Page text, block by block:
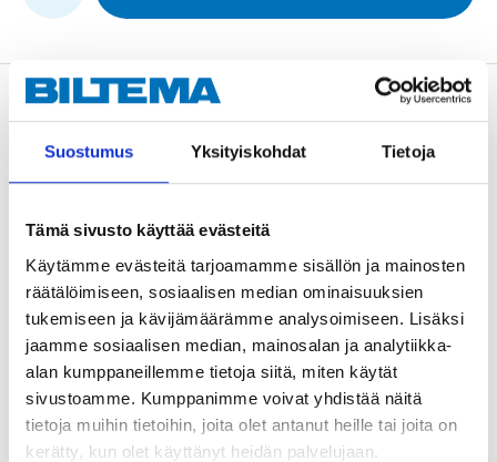
Suostumus Yksityiskohdat Tietoja
Tämä sivusto käyttää evästeitä
Käytämme evästeitä tarjoamamme sisällön ja mainosten
räätälöimiseen, sosiaalisen median ominaisuuksien
tukemiseen ja kävijämäärämme analysoimiseen. Lisäksi
jaamme sosiaalisen median, mainosalan ja analytiikka-
alan kumppaneillemme tietoja siitä, miten käytät
sivustoamme. Kumppanimme voivat yhdistää näitä
tietoja muihin tietoihin, joita olet antanut heille tai joita on
kerätty, kun olet käyttänyt heidän palvelujaan.
Description
For installation in vehicles without factory-fitted
catalytic converters. Suitable for e.g. classic vehicles
and hobby cars. Effectively removes exhaust odours
and particles harmful to health. Adapters with outer
diameters of 57, 54 and 51 mm.
Technical specifications